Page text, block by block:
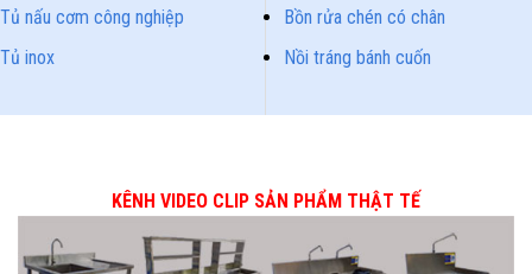
Tủ nấu cơm công nghiệp
Tủ inox
Bồn rửa chén có chân
Nồi tráng bánh cuốn
KÊNH VIDEO CLIP SẢN PHẨM THẬT TẾ